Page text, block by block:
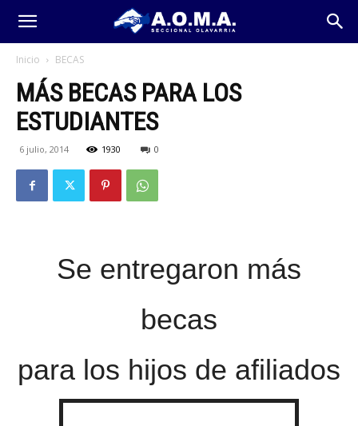
Inicio BECAS
MÁS BECAS PARA LOS
ESTUDIANTES
6 julio, 2014 1930 0
Se entregaron más
becas
para los hijos de afiliados